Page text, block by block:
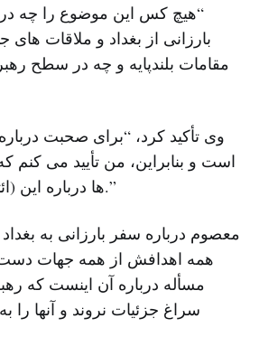
“هیچ کس این موضوع را چه
بارزانی از بغداد و ملاقات
مقامات بلندپایه و چه در سطح
وی تأکید کرد، “برای صحبت
است و بنابراین، من تأیید می کنم
ها درباره این (ائتلاف) واقعیت ندارد.”
معصوم درباره سفر بارزانی به
همه اهدافش از همه جهات
مسأله درباره آن اینست که
سراغ جزئیات نروند و آنها را